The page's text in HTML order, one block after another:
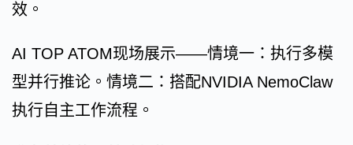
效。
AI TOP ATOM现场展示——情境一：执行多模
型并行推论。情境二：搭配NVIDIA NemoClaw
执行自主工作流程。